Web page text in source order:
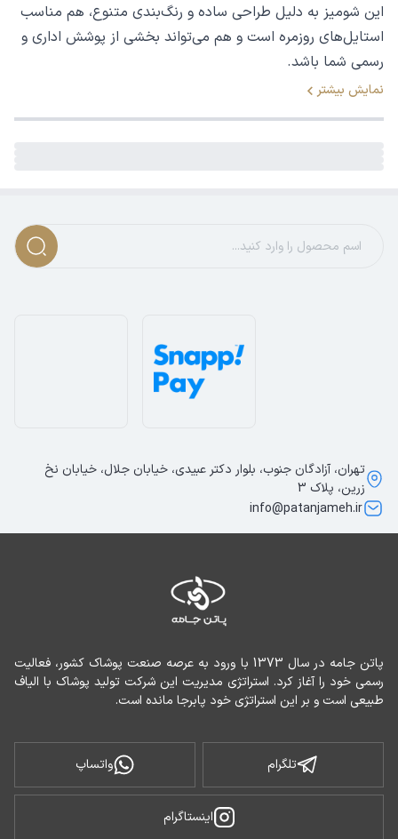
این شومیز به دلیل طراحی ساده و رنگ‌بندی متنوع، هم مناسب
استایل‌های روزمره است و هم می‌تواند بخشی از پوشش اداری و
رسمی شما باشد.
نمایش بیشتر
طبیعی است و بر این استراتژی خود پابرجا مانده است.
تلگرام واتساپ
اینستاگرام
تهران، آزادگان جنوب، بلوار دکتر عبیدی، خیابان جلال، خیابان نخ
زرین، پلاک 3
info@patanjameh.ir